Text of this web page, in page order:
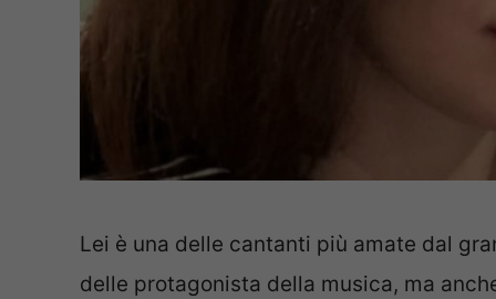
Lei è una delle cantanti più amate dal
delle protagonista della musica, ma